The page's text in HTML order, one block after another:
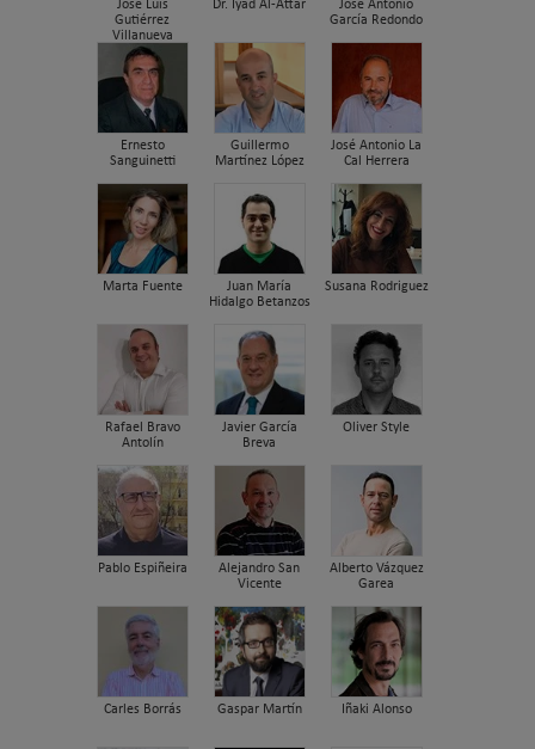
José Luis
Gutiérrez
Villanueva
Dr. Iyad Al-Attar
José Antonio
García Redondo
Ernesto
Sanguinetti
Guillermo
Martínez López
José Antonio La
Cal Herrera
Marta Fuente
Juan María
Hidalgo Betanzos
Susana Rodriguez
Rafael Bravo
Antolín
Javier García
Breva
Oliver Style
Pablo Espiñeira
Alejandro San
Vicente
Alberto Vázquez
Garea
Carles Borrás Gaspar Martín Iñaki Alonso